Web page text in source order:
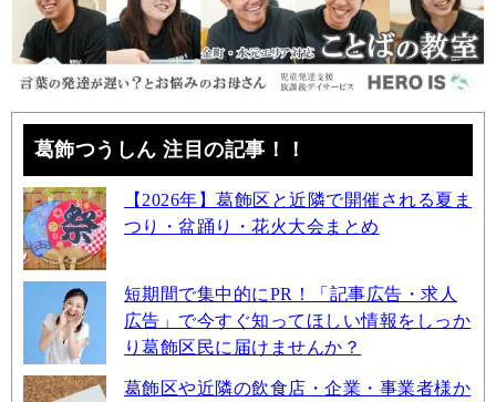
葛飾つうしん 注目の記事！！
【2026年】葛飾区と近隣で開催される夏ま
つり・盆踊り・花火大会まとめ
短期間で集中的にPR！「記事広告・求人
広告」で今すぐ知ってほしい情報をしっか
り葛飾区民に届けませんか？
葛飾区や近隣の飲食店・企業・事業者様か